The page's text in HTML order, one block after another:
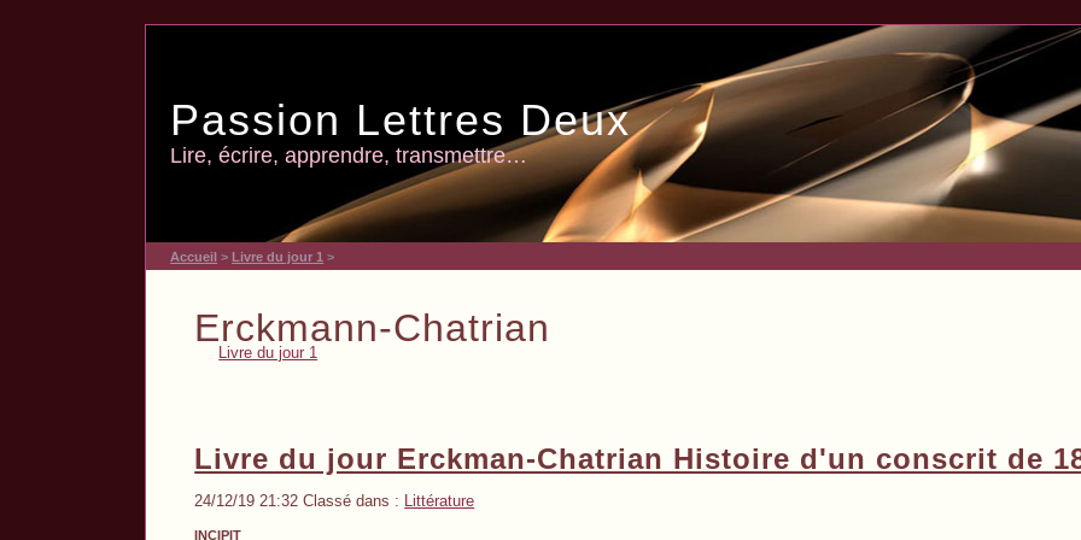
Passion Lettres Deux
Lire, écrire, apprendre, transmettre…
Accueil >Livre du jour 1 >
Erckmann-Chatrian
Livre du jour 1
Livre du jour Erckman-Chatrian Histoire d'un conscrit de
24/12/19 21:32 Classé dans : Littérature
INCIPIT